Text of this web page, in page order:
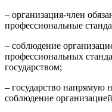
– организация-член
профессиональные
– соблюдение
профессиональных
государством;
– государство напрямую
соблюдение